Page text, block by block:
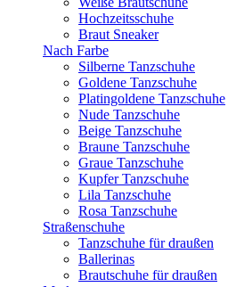
Hochzeitsschuhe
Braut Sneaker
Nach Farbe
Silberne Tanzschuhe
Goldene Tanzschuhe
Platingoldene Tanzschuhe
Nude Tanzschuhe
Beige Tanzschuhe
Braune Tanzschuhe
Graue Tanzschuhe
Kupfer Tanzschuhe
Lila Tanzschuhe
Rosa Tanzschuhe
Straßenschuhe
Tanzschuhe für draußen
Ballerinas
Brautschuhe für draußen